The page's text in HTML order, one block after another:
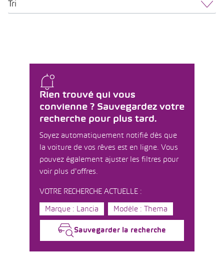
Tri
Rien trouvé qui vous
convienne ? Sauvegardez votre
recherche pour plus tard.
Soyez automatiquement notifié dès que
la voiture de vos rêves est en ligne. Vous
pouvez également ajuster les filtres pour
voir plus d'offres.
VOTRE RECHERCHE ACTUELLE :
Marque : Lancia Modèle : Thema
Sauvegarder la recherche